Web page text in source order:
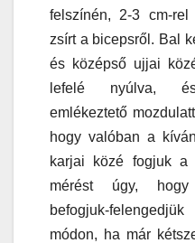
felszínén, 2-3 cm-
zsírt a bicepsről. Bal
és középső ujjai
lefelé nyúlva, és
emlékeztető
hogy valóban a
karjai közé fogjuk a
mérést úgy, hogy
befogjuk-
módon, ha már